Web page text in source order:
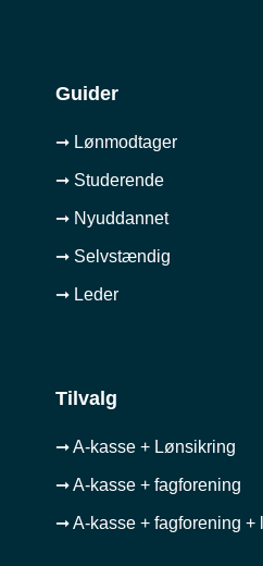
Guider
➞ Lønmodtager
➞ Studerende
➞ Nyuddannet
➞ Selvstændig
➞ Leder
Tilvalg
➞ A-kasse + Lønsikring
➞ A-kasse + fagforening
➞ A-kasse + fagforening +